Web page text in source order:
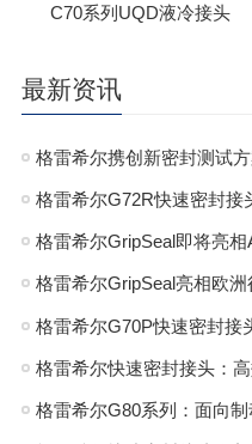
C70系列UQD液冷接头
最新资讯